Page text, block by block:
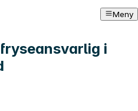
Meny
i